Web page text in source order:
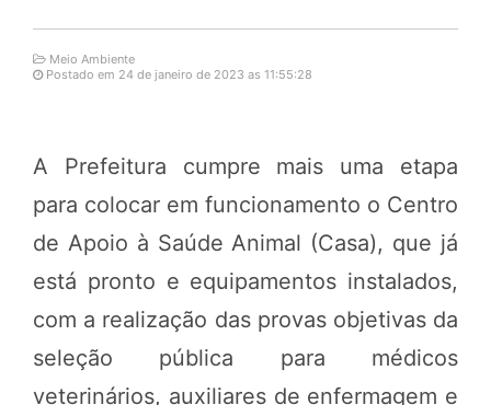
Meio Ambiente
Postado em 24 de janeiro de 2023 as 11:55:28
A Prefeitura cumpre mais uma etapa
para colocar em funcionamento o Centro
de Apoio à Saúde Animal (Casa), que já
está pronto e equipamentos instalados,
com a realização das provas objetivas da
seleção pública para médicos
veterinários, auxiliares de enfermagem e